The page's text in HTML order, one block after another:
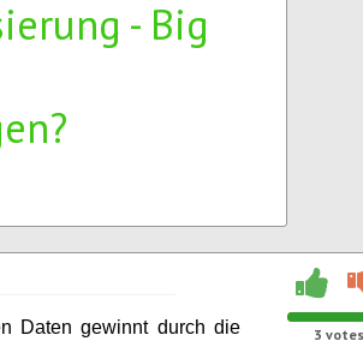
- Big
Daten gewinnt durch die
3 votes